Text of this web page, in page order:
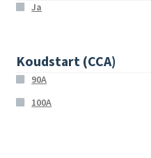
Ja
Koudstart (CCA)
90A
100A